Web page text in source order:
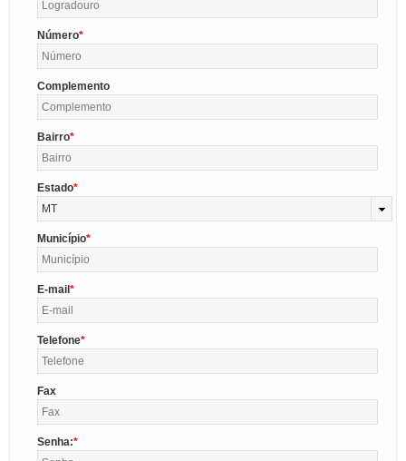
Número
Complemento
Bairro
Estado
MT
Município
E-mail
Telefone
Fax
Senha: